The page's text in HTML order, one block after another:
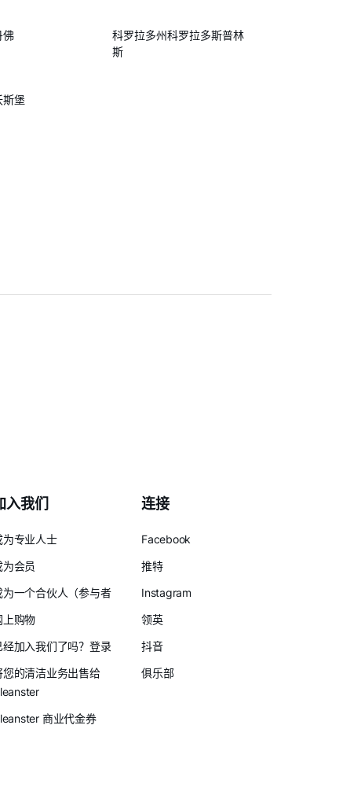
佛
科罗拉多州科罗拉多斯普林
斯
斯堡
入我们
为专业人士
为会员
为一个合伙人（参与者
上购物
经加入我们了吗？登录
您的清洁业务出售给
商业代金券
连接
Facebook
推特
Instagram
领英
抖音
俱乐部